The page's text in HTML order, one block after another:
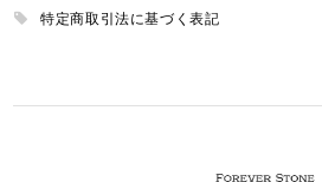
特定商取引法に基づく表記